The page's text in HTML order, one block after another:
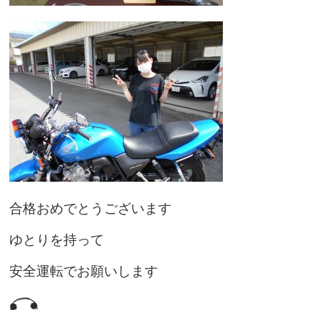
合格おめでとうございます
ゆとりを持って
安全運転でお願いします